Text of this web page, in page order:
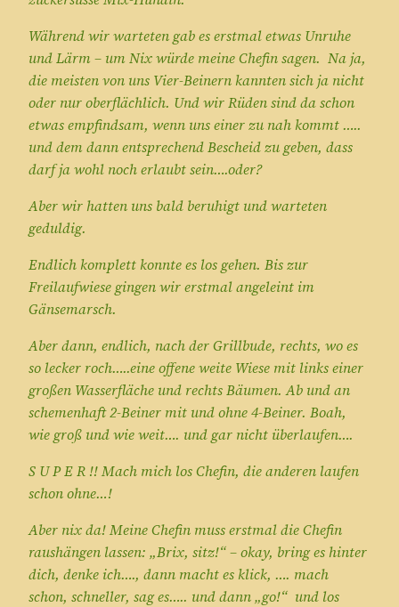
Während wir warteten gab es erstmal etwas Unruhe
und Lärm – um Nix würde meine Chefin sagen. Na ja,
die meisten von uns Vier-Beinern kannten sich ja nicht
oder nur oberflächlich. Und wir Rüden sind da schon
etwas empfindsam, wenn uns einer zu nah kommt …..
und dem dann entsprechend Bescheid zu geben, dass
darf ja wohl noch erlaubt sein….oder?
Aber wir hatten uns bald beruhigt und warteten
geduldig.
Endlich komplett konnte es los gehen. Bis zur
Freilaufwiese gingen wir erstmal angeleint im
Gänsemarsch.
Aber dann, endlich, nach der Grillbude, rechts, wo es
so lecker roch…..eine offene weite Wiese mit links einer
großen Wasserfläche und rechts Bäumen. Ab und an
schemenhaft 2-Beiner mit und ohne 4-Beiner. Boah,
wie groß und wie weit…. und gar nicht überlaufen….
S U P E R !! Mach mich los Chefin, die anderen laufen
schon ohne…!
Aber nix da! Meine Chefin muss erstmal die Chefin
raushängen lassen: „Brix, sitz!“ – okay, bring es hinter
dich, denke ich…., dann macht es klick, …. mach
schon, schneller, sag es….. und dann „go!“ und los